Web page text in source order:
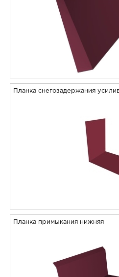
Планка снегозадержания
Планка примыкания нижняя